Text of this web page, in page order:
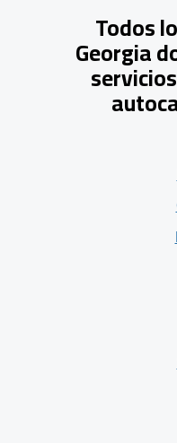
Todos
Georgia